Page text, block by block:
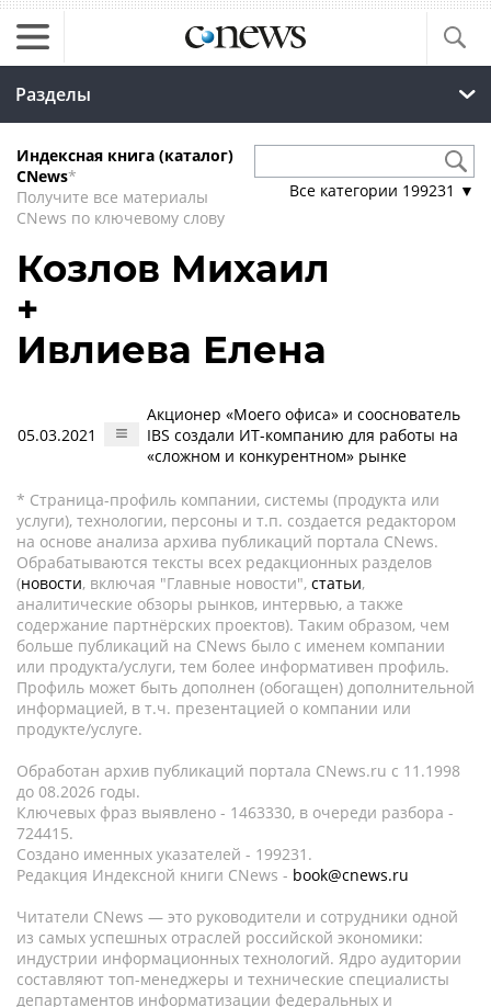
Разделы
Индексная книга (каталог)
CNews*
Получите все материалы
CNews по ключевому слову
Все категории 199231 ▼
Козлов Михаил
+
Ивлиева Елена
05.03.2021
Акционер «Моего офиса» и сооснователь
IBS создали ИТ-компанию для работы на
«сложном и конкурентном» рынке
* Страница-профиль компании, системы (продукта или
услуги), технологии, персоны и т.п. создается редактором
на основе анализа архива публикаций портала CNews.
Обрабатываются тексты всех редакционных разделов
(новости, включая "Главные новости", статьи,
аналитические обзоры рынков, интервью, а также
содержание партнёрских проектов). Таким образом, чем
больше публикаций на CNews было с именем компании
или продукта/услуги, тем более информативен профиль.
Профиль может быть дополнен (обогащен) дополнительной
информацией, в т.ч. презентацией о компании или
продукте/услуге.
Обработан архив публикаций портала CNews.ru c 11.1998
до 08.2026 годы.
Ключевых фраз выявлено - 1463330, в очереди разбора -
724415.
Создано именных указателей - 199231.
Редакция Индексной книги CNews - book@cnews.ru
Читатели CNews — это руководители и сотрудники одной
из самых успешных отраслей российской экономики:
индустрии информационных технологий. Ядро аудитории
составляют топ-менеджеры и технические специалисты
департаментов информатизации федеральных и